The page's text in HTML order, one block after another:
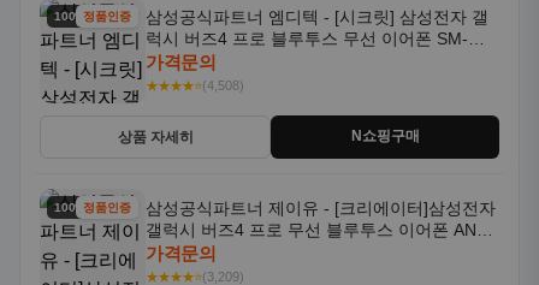
100% 할인
정품인증
삼성공식파트너 엠디텍 - [시크릿] 삼성전자 갤
럭시 버즈4 프로 블루투스 무선 이어폰 SM-
R640N
가격문의
★★★★⭐(4,508)
상품 자세히 N쇼핑구매
100% 할인
정품인증
삼성공식파트너 제이유 - [크리에이터]삼성전자
갤럭시 버즈4 프로 무선 블루투스 이어폰 ANC
SM-R640N
가격문의
★★★★⭐(3,209)